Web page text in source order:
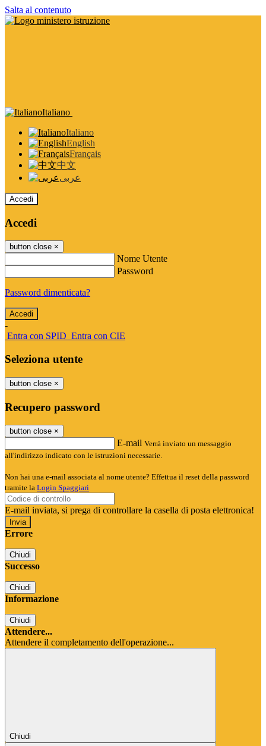
Salta al contenuto
Italiano
Italiano
English
Français
中文
عربى
Accedi
Accedi
button close ×
Nome Utente
Password
Password dimenticata?
-
Entra con SPID Entra con CIE
Seleziona utente
button close ×
Recupero password
button close ×
E-mail Verrà inviato un messaggio
all'indirizzo indicato con le istruzioni necessarie.
Non hai una e-mail associata al nome utente? Effettua il reset della password
tramite la Login Spaggiari
E-mail inviata, si prega di controllare la casella di posta elettronica!
Errore
Chiudi
Successo
Chiudi
Informazione
Chiudi
Attendere...
Attendere il completamento dell'operazione...
Chiudi